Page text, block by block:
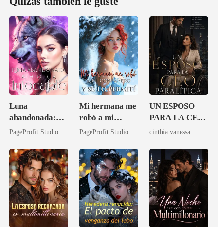
Luna
abandonada:
Ahora intocable
PageProfit Studio
Mi hermana me
robó a mi
compañero y se
PageProfit Studio
UN ESPOSO
PARA LA CEO
PARALITICA
cinthia vanessa